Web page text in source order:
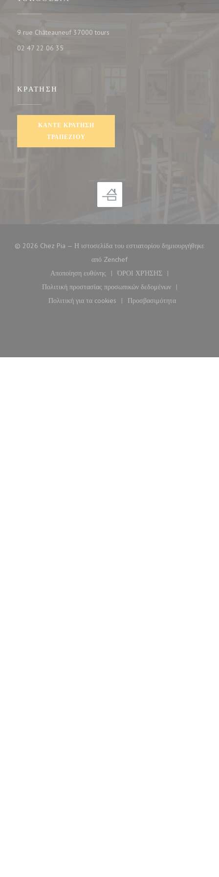
9 rue Châteauneuf 37000 tours
02 47 22 06 35
ΚΡΆΤΗΣΗ
ΚΆΝΤΕ ΚΡΆΤΗΣΗ
ΤΡΑΠΕΖΙΟΎ
© 2026 Chez Pia — Η ιστοσελίδα του εστιατορίου δημιουργήθηκε
από Zenchef((ανοίγει σε νέο παράθυρο))
Αποποίηση ευθύνης
((ανοίγει σε νέο παράθυρο))
ΌΡΟΙ ΧΡΉΣΗΣ
((ανοίγει σε νέο
Πολιτική προστασίας προσωπικών δεδομένων
((ανοίγει σε νέο παράθυρο))
Πολιτική για τα cookies
((ανοίγει σε νέο παράθυρο))
Προσβασιμότητα
((ανοίγει σε νέο